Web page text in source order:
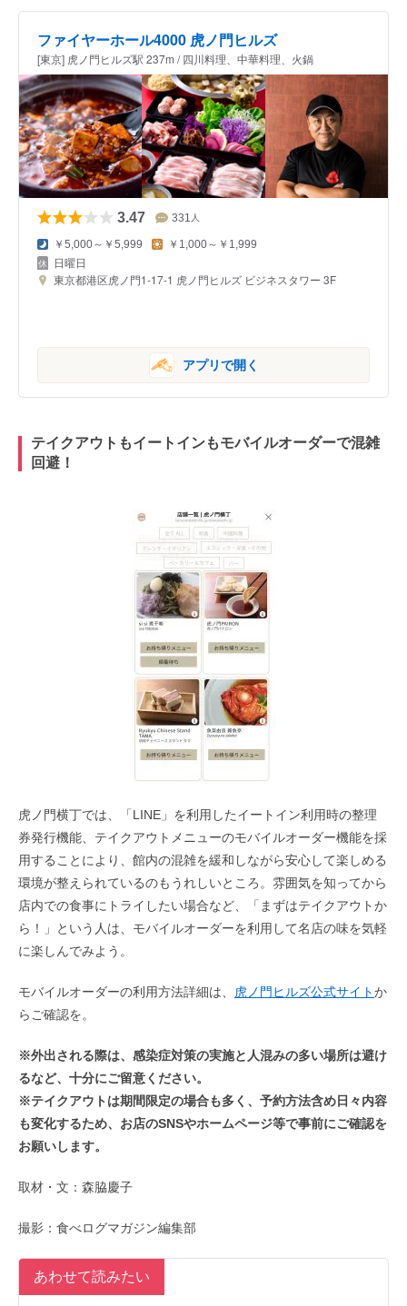
ファイヤーホール4000 虎ノ門ヒルズ
[東京] 虎ノ門ヒルズ駅 237m / 四川料理、中華料理、火鍋
3.47 331 人
￥5,000～￥5,999 ￥1,000～￥1,999
日曜日
東京都港区虎ノ門1-17-1 虎ノ門ヒルズ ビジネスタワー 3F
アプリで開く
テイクアウトもイートインもモバイルオーダーで混雑
回避！
虎ノ門横丁では、「LINE」を利用したイートイン利用時の整理
券発行機能、テイクアウトメニューのモバイルオーダー機能を採
用することにより、館内の混雑を緩和しながら安心して楽しめる
環境が整えられているのもうれしいところ。雰囲気を知ってから
店内での食事にトライしたい場合など、「まずはテイクアウトか
ら！」という人は、モバイルオーダーを利用して名店の味を気軽
に楽しんでみよう。
モバイルオーダーの利用方法詳細は、 虎ノ門ヒルズ公式サイトか
らご確認を。
※外出される際は、感染症対策の実施と人混みの多い場所は避け
るなど、十分にご留意ください。
※テイクアウトは期間限定の場合も多く、予約方法含め日々内容
も変化するため、お店のSNSやホームページ等で事前にご確認を
お願いします。
取材・文：森脇慶子
撮影：食べログマガジン編集部
あわせて読みたい